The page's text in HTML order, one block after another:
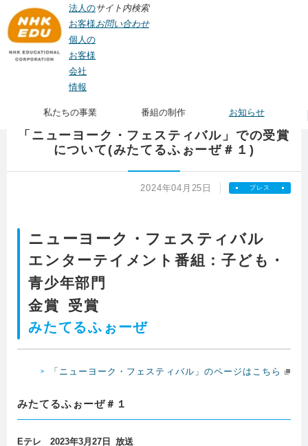
法人の
お客様
個人の
お客様
会社
情報
サイト内検索
お問い合わせ
私たちの事業 番組の制作 お知らせ
> 「ニューヨーク・フェスティバル」での受賞について(みたてる
「ニューヨーク・フェスティバル」での受賞
について(みたてるふぉーぜ＃１)
2024年04月25日 プレス
ニューヨーク・フェスティバル
エンターテイメント番組：子ども・
青少年部門
金賞 受賞
みたてるふぉーぜ
「ニューヨーク・フェスティバル」のページはこちら
みたてるふぉーぜ＃１
Eテレ 2023年3月27日 放送